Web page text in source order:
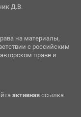
Д.В.
на материалы,
с российским
праве и
активнаяссылка